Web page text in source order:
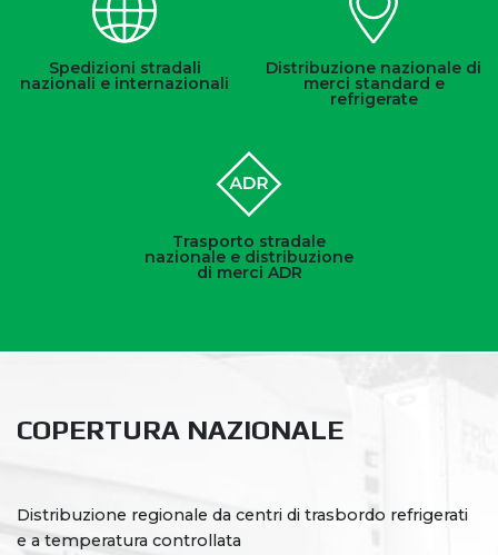
Spedizioni stradali
nazionali e internazionali
Distribuzione nazionale di
merci standard e
refrigerate
Trasporto stradale
nazionale e distribuzione
di merci ADR
COPERTURA NAZIONALE
Distribuzione regionale da centri di trasbordo refrigerati
e a temperatura controllata